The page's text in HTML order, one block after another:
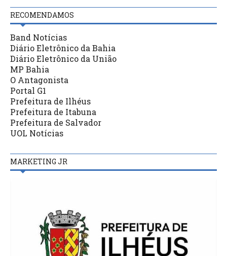
RECOMENDAMOS
Band Notícias
Diário Eletrônico da Bahia
Diário Eletrônico da União
MP Bahia
O Antagonista
Portal G1
Prefeitura de Ilhéus
Prefeitura de Itabuna
Prefeitura de Salvador
UOL Notícias
MARKETING JR